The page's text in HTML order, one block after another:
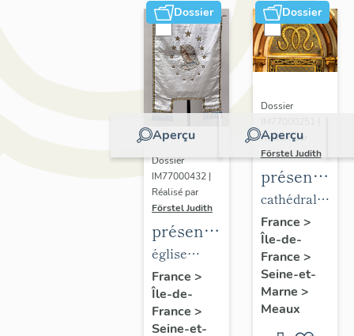
Dossier
Aperçu
Dossier
IM77000432 |
Réalisé par
Förstel Judith
présentation
du
mobilier
de
l'église
église
paroissiale
Notre-
Dame du
France >
Île-de-
France >
Seine-et-
Dossier
Aperçu
Dossier
Réalisé par
Förstel Judith
du
mobilier
de la
cathédrale
de
Meaux
cathédrale
Saint-
Etienne
France >
Île-de-
France >
Seine-et-
Marne >
Meaux